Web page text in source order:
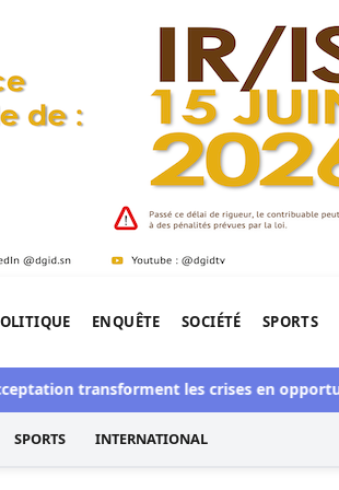
de l'Afrique.
ENQUÊTE SOCIÉTÉ SPORTS
transforment les crises en opportunités
SPORTS INTERNATIONAL